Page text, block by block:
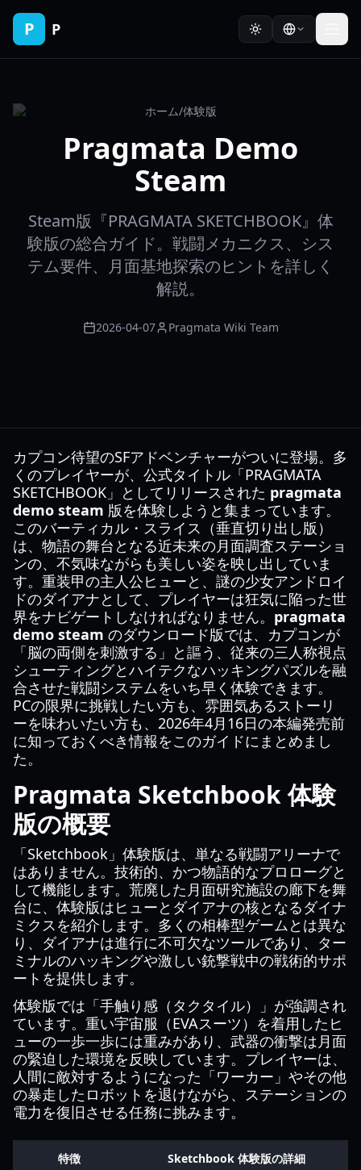
P P
ホーム/体験版
Pragmata Demo
Steam
Steam版『PRAGMATA SKETCHBOOK』体
験版の総合ガイド。戦闘メカニクス、シス
テム要件、月面基地探索のヒントを詳しく
解説。
2026-04-07 Pragmata Wiki Team
カプコン待望のSFアドベンチャーがついに登場。多
くのプレイヤーが、公式タイトル「PRAGMATA
SKETCHBOOK」としてリリースされた pragmata
demo steam 版を体験しようと集まっています。
このバーティカル・スライス（垂直切り出し版）
は、物語の舞台となる近未来の月面調査ステーショ
ンの、不気味ながらも美しい姿を映し出していま
す。重装甲の主人公ヒューと、謎の少女アンドロイ
ドのダイアナとして、プレイヤーは狂気に陥った世
界をナビゲートしなければなりません。 pragmata
demo steam のダウンロード版では、カプコンが
「脳の両側を刺激する」と謳う、従来の三人称視点
シューティングとハイテクなハッキングパズルを融
合させた戦闘システムをいち早く体験できます。
PCの限界に挑戦したい方も、雰囲気あるストーリ
ーを味わいたい方も、2026年4月16日の本編発売前
に知っておくべき情報をこのガイドにまとめまし
た。
Pragmata Sketchbook 体験
版の概要
「Sketchbook」体験版は、単なる戦闘アリーナで
はありません。技術的、かつ物語的なプロローグと
して機能します。荒廃した月面研究施設の廊下を舞
台に、体験版はヒューとダイアナの核となるダイナ
ミクスを紹介します。多くの相棒型ゲームとは異な
り、ダイアナは進行に不可欠なツールであり、ター
ミナルのハッキングや激しい銃撃戦中の戦術的サポ
ートを提供します。
体験版では「手触り感（タクタイル）」が強調され
ています。重い宇宙服（EVAスーツ）を着用したヒ
ューの一歩一歩には重みがあり、武器の衝撃は月面
の緊迫した環境を反映しています。プレイヤーは、
人間に敵対するようになった「ワーカー」やその他
の暴走したロボットを退けながら、ステーションの
電力を復旧させる任務に挑みます。
特徴 Sketchbook 体験版の詳細